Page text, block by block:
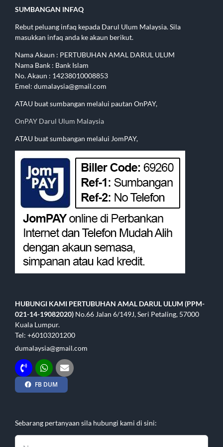
SUMBANGAN INFAQ
Rebut peluang infaq kepada Darul Ulum Malaysia. Sila
masukkan infaq anda ke akaun berikut.
Nama Akaun : PERTUBUHAN AMAL DARUL ULUM
Nama Bank : Bank Islam
No. Akaun : 14238010008853
Emel: dumalaysia@gmail.com
ATAU buat sumbangan melalui pautan OnPAY,
OnPAY Darul Ulum Malaysia
ATAU buat sumbangan melalui JomPAY,
HUBUNGI KAMI PERTUBUHAN AMAL DARUL ULUM (PPM-
021-14-19082020) No.66 Jalan 6/149J, Seri Petaling, 57000
Kuala Lumpur.
Tel: +60103201200
dumalaysia@gmail.com
FB DUM
Sebarang pertanyaan sila hubungi kami di sini: